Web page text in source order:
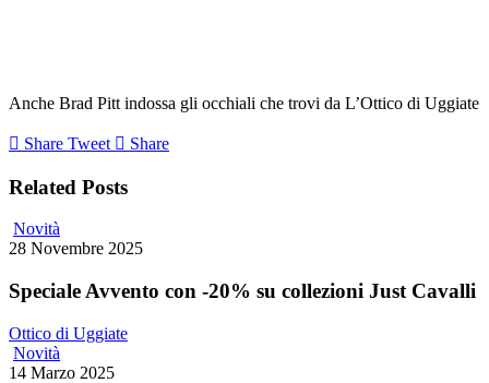
Anche Brad Pitt indossa gli occhiali che trovi da L’Ottico di Uggiate
Share Tweet Share
Related Posts
Novità
28 Novembre 2025
Speciale Avvento con -20% su collezioni Just Cavalli
Ottico di Uggiate
Novità
14 Marzo 2025